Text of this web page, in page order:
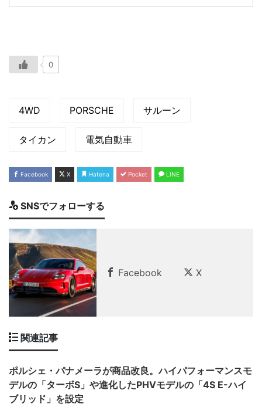
0
4WD PORSCHE サルーン
タイカン 電気自動車
Facebook X Hatena Pocket LINE
SNSでフォローする
Facebook X
関連記事
ポルシェ・パナメーラが商品改良。ハイパフォーマンスモ
デルの「ターボS」や進化したPHVモデルの「4S E-ハイ
ブリッド」を設定